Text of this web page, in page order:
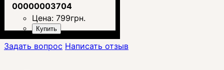
00000003704
Цена: 799грн.
Купить
Задать вопрос Написать отзыв